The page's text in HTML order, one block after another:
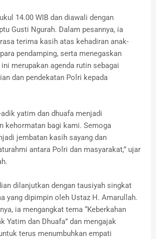
14.00 WIB dan diawali dengan
Gusti Ngurah. Dalam pesannya, ia
terima kasih atas kehadiran anak-
pendamping, serta menegaskan
merupakan agenda rutin sebagai
dan pendekatan Polri kepada
yatim dan dhuafa menjadi
kehormatan bagi kami. Semoga
jembatan kasih sayang dan
antara Polri dan masyarakat,” ujar
dilanjutkan dengan tausiyah singkat
yang dipimpin oleh Ustaz H. Amarullah.
ia mengangkat tema “Keberkahan
Yatim dan Dhuafa” dan mengajak
terus menumbuhkan empati